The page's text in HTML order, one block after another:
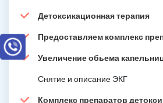
Детоксикационная терапия
Предоставляем комплекс
Увеличение обьема
Снятие и описание ЭКГ
Комплекс препаратов